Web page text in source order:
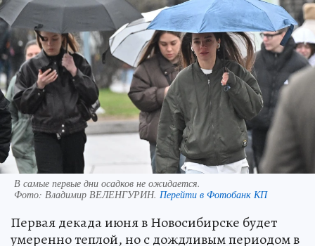
В самые первые дни осадков не ожидается.
Фото: Владимир ВЕЛЕНГУРИН. Перейти в Фотобанк КП
Первая декада июня в Новосибирске будет
умеренно теплой, но с дождливым периодом в